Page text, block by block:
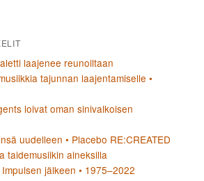
laajenee reunoiltaan
tajunnan laajentamiselle •
loivat oman sinivalkoisen
uudelleen • Placebo RE:CREATED
taidemusiikin aineksilla
jälkeen • 1975–2022